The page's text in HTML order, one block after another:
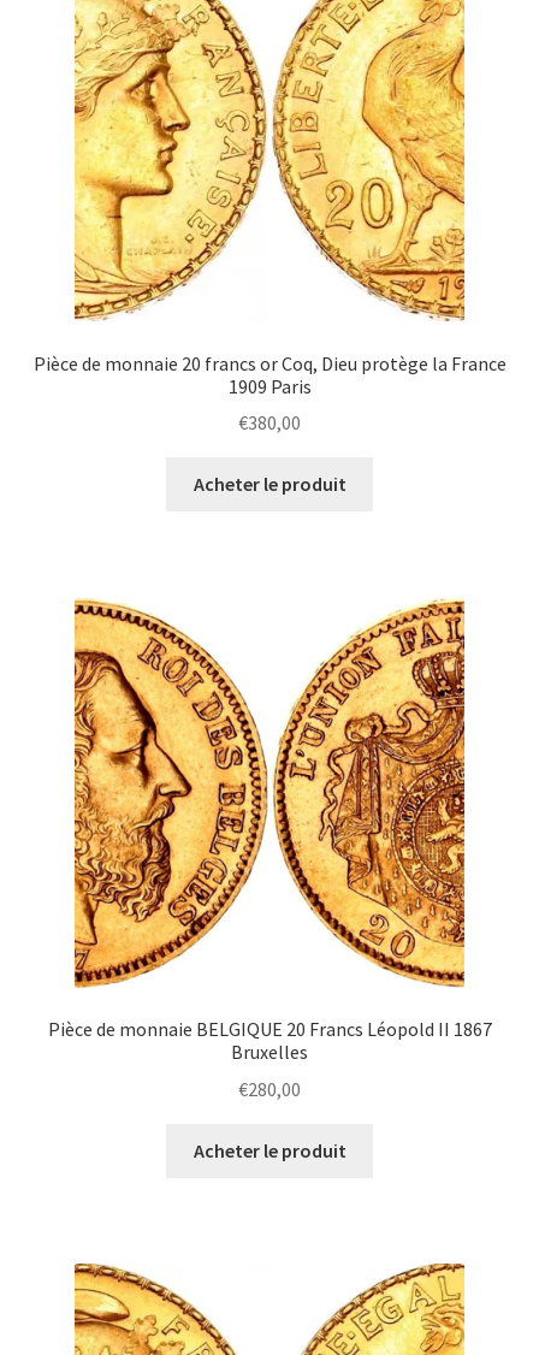
Pièce de monnaie 20 francs or Coq, Dieu protège la France
1909 Paris
€380,00
Acheter le produit
Pièce de monnaie BELGIQUE 20 Francs Léopold II 1867
Bruxelles
€280,00
Acheter le produit